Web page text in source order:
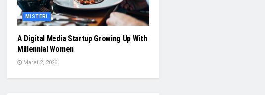
MISTERI
A Digital Media Startup Growing Up With
Millennial Women
Maret 2, 2026